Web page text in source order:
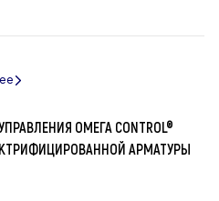
ОМЕГА CONTROL®
АРМАТУРЫ